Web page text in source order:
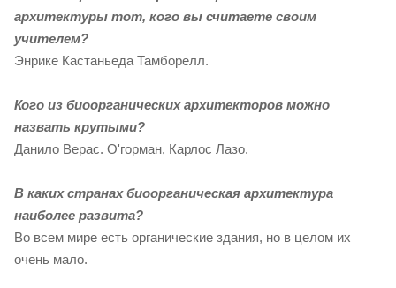
архитектуры тот, кого вы считаете своим
учителем?
Энрике Кастаньеда Тамборелл.
Кого из биоорганических архитекторов можно
назвать крутыми?
Данило Верас. О'горман, Карлос Лазо.
В каких странах биоорганическая архитектура
наиболее развита?
Во всем мире есть органические здания, но в целом их
очень мало.